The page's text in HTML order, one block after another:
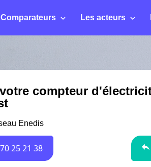
Comparateurs Les acteurs